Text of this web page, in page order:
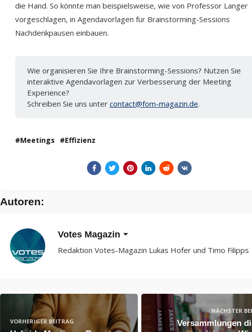
die Hand. So könnte man beispielsweise, wie von Professor Langer
vorgeschlagen, in Agendavorlagen für Brainstorming-Sessions
Nachdenkpausen einbauen.
Wie organisieren Sie Ihre Brainstorming-Sessions? Nutzen Sie
interaktive Agendavorlagen zur Verbesserung der Meeting
Experience?
Schreiben Sie uns unter contact@fom-magazin.de.
Meetings Effizienz
Autoren:
Votes Magazin
Redaktion Votes-Magazin Lukas Hofer und Timo Filipps
VORHERIGER BEITRAG
NÄCHSTER
Versammlungen